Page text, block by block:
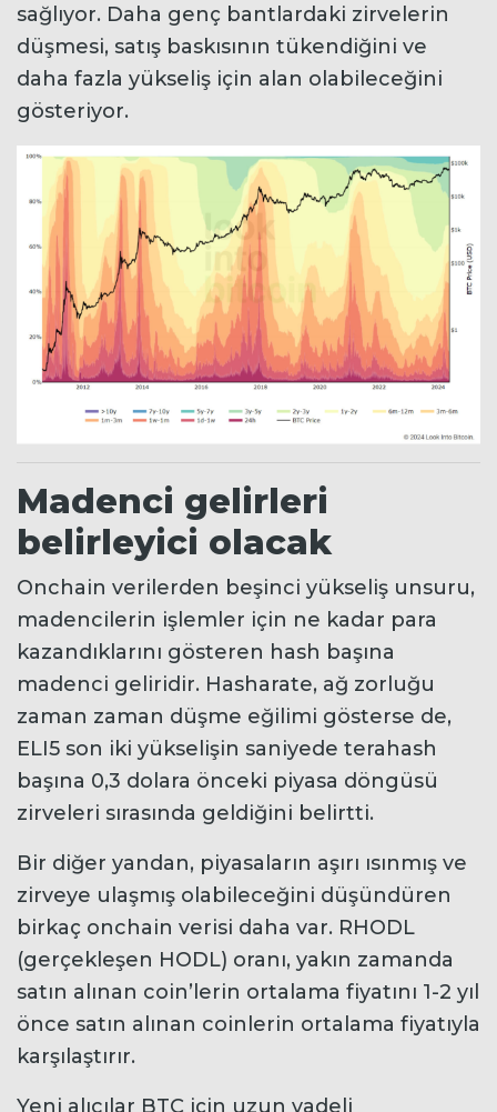
sağlıyor. Daha genç bantlardaki zirvelerin
düşmesi, satış baskısının tükendiğini ve
daha fazla yükseliş için alan olabileceğini
gösteriyor.
Madenci gelirleri
belirleyici olacak
Onchain verilerden beşinci yükseliş unsuru,
madencilerin işlemler için ne kadar para
kazandıklarını gösteren hash başına
madenci geliridir. Hasharate, ağ zorluğu
zaman zaman düşme eğilimi gösterse de,
ELI5 son iki yükselişin saniyede terahash
başına 0,3 dolara önceki piyasa döngüsü
zirveleri sırasında geldiğini belirtti.
Bir diğer yandan, piyasaların aşırı ısınmış ve
zirveye ulaşmış olabileceğini düşündüren
birkaç onchain verisi daha var. RHODL
(gerçekleşen HODL) oranı, yakın zamanda
satın alınan coin’lerin ortalama fiyatını 1-2 yıl
önce satın alınan coinlerin ortalama fiyatıyla
karşılaştırır.
Yeni alıcılar BTC için uzun vadeli